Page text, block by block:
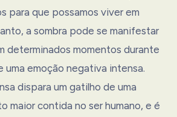
para que possamos viver em
a sombra pode se manifestar
determinados momentos durante
uma emoção negativa intensa.
dispara um gatilho de uma
maior contida no ser humano, e é